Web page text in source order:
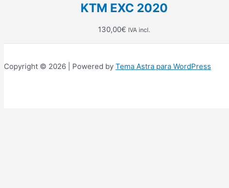
KTM EXC 2020
130,00€ IVA incl.
Copyright © 2026 | Powered by Tema Astra para WordPress